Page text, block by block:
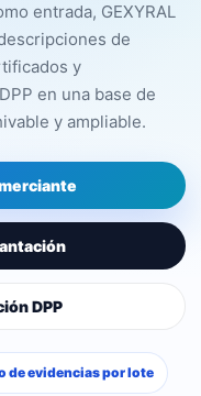
entrada, GEXYRAL
de
y
en una base de
y ampliable.
DPP
de evidencias por lote